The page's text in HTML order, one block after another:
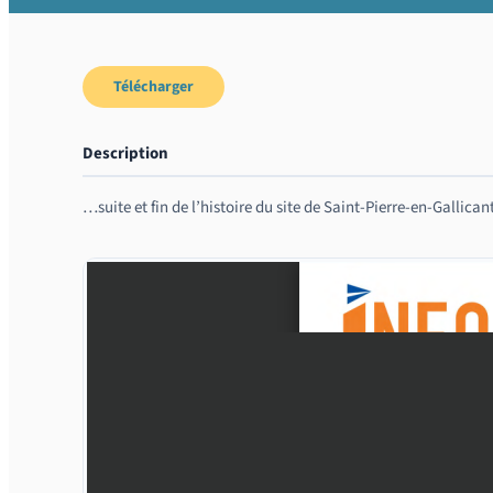
Télécharger
Description
…suite et fin de l’histoire du site de Saint-Pierre-en-